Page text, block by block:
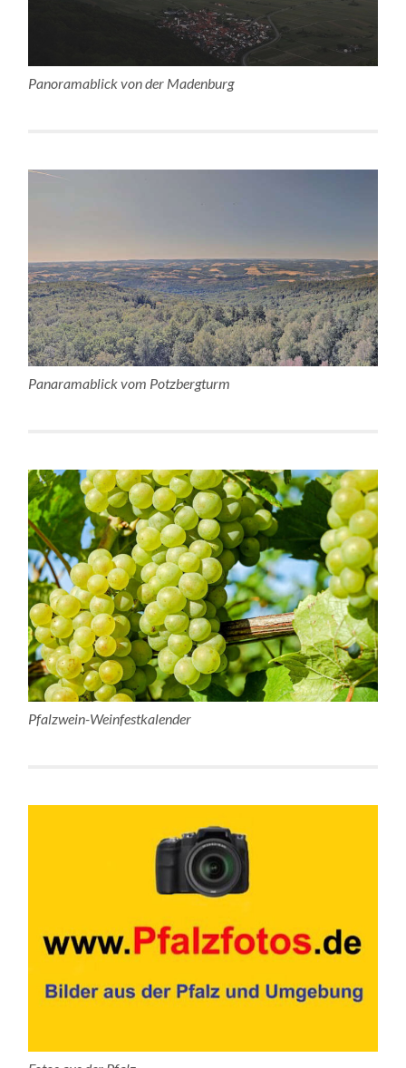
Panoramablick von der Madenburg
Panaramablick vom Potzbergturm
Pfalzwein-Weinfestkalender